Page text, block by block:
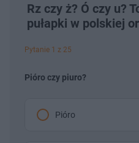
Rz czy ż? Ó czy u?
pułapki w polskiej
Pytanie 1 z 25
Pióro czy piuro?
Pióro